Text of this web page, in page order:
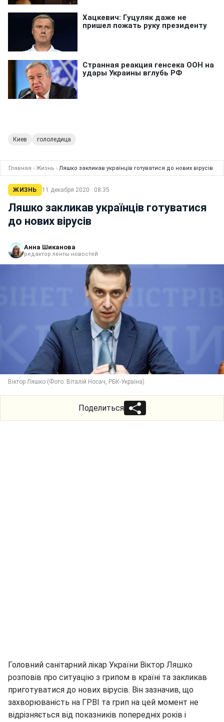
Киев гололедица
Главная › Жизнь › Ляшко закликав українців готуватися до нових вірусів
ЖИЗНЬ 11 декабря 2020 · 08:35
Ляшко закликав українців готуватися
до нових вірусів
Анна Шиканова
редактор ленты новостей
Віктор Ляшко (Фото: Віталій Носач, РБК-Україна)
Поделиться
Головний санітарний лікар України Віктор Ляшко
розповів про ситуацію з грипом в країні та закликав
приготуватися до нових вірусів. Він зазначив, що
захворюваність на ГРВІ та грип на цей момент не
відрізняється від показників попередніх років і